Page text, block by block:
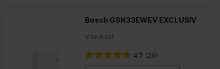
Bosch GSN33EWEV EXCLUSIV
Vrieskast
4.7 (26)